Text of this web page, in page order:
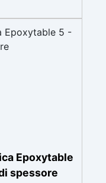
impeccabili,
per contatto
Free
Epoxytable
spessore